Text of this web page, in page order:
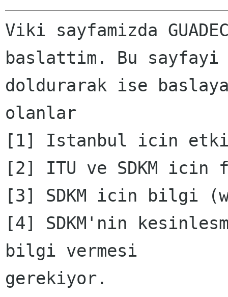
Viki sayfamizda
baslattim. Bu sayfayi
doldurarak ise
olanlar
[1] Istanbul icin
[2] ITU ve SDKM
[3] SDKM icin bilgi
[4] SDKM'nin
bilgi vermesi
gerekiyor.